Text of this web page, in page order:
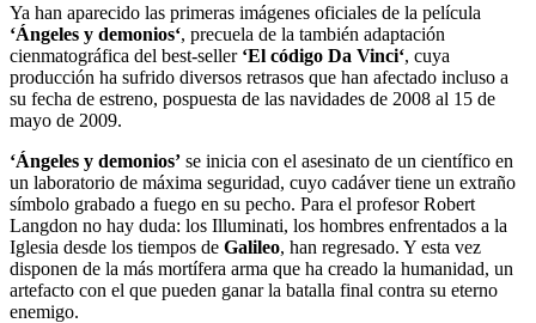
Ya han aparecido las primeras imágenes oficiales de la película
‘Ángeles y demonios‘, precuela de la también adaptación
cienmatográfica del best-seller ‘El código Da Vinci‘, cuya
producción ha sufrido diversos retrasos que han afectado incluso a
su fecha de estreno, pospuesta de las navidades de 2008 al 15 de
mayo de 2009.
‘Ángeles y demonios’ se inicia con el asesinato de un científico en
un laboratorio de máxima seguridad, cuyo cadáver tiene un extraño
símbolo grabado a fuego en su pecho. Para el profesor Robert
Langdon no hay duda: los Illuminati, los hombres enfrentados a la
Iglesia desde los tiempos de Galileo, han regresado. Y esta vez
disponen de la más mortífera arma que ha creado la humanidad, un
artefacto con el que pueden ganar la batalla final contra su eterno
enemigo.